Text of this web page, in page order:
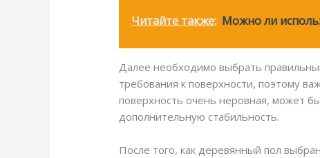
Читайте также: Можно ли
Далее необходимо выбрать
требования к поверхности, поэтому
поверхность очень неровная, может
дополнительную стабильность.
После того, как деревянный пол